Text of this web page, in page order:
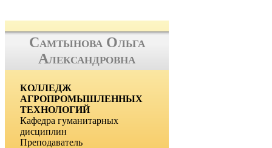
Самтынова Ольга
Александровна
КОЛЛЕДЖ
АГРОПРОМЫШЛЕННЫХ
ТЕХНОЛОГИЙ
Кафедра гуманитарных
дисциплин
Преподаватель